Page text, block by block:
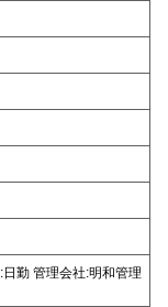
勤 管理会社:明和管理